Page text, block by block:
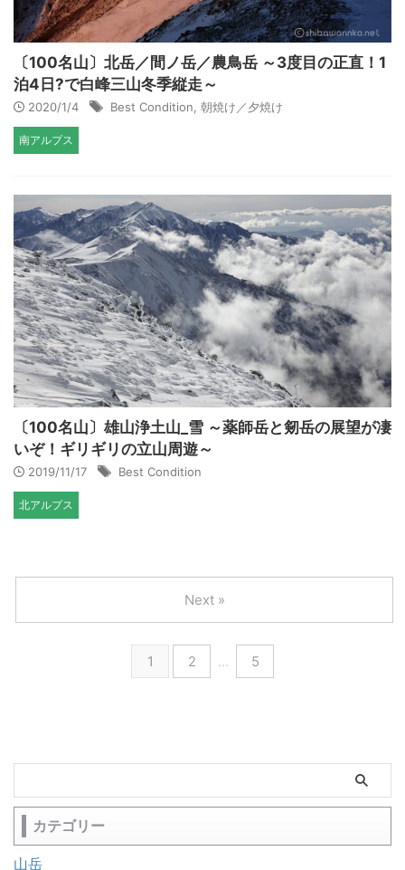
〔100名山〕北岳／間ノ岳／農鳥岳 ～3度目の正直！1
泊4日?で白峰三山冬季縦走～
2020/1/4 Best Condition 朝焼け／夕焼け
南アルプス
〔100名山〕雄山浄土山_雪 ～薬師岳と剱岳の展望が凄
いぞ！ギリギリの立山周遊～
2019/11/17 Best Condition
北アルプス
1 2 … 5
Next »
カテゴリー
山岳